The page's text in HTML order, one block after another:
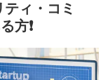
ティ・コミ
方❗